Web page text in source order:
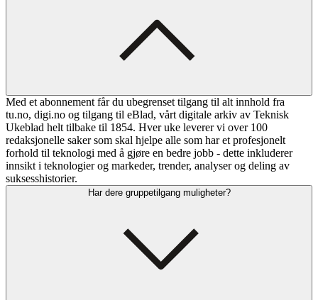
Med et abonnement får du ubegrenset tilgang til alt innhold fra
tu.no, digi.no og tilgang til eBlad, vårt digitale arkiv av Teknisk
Ukeblad helt tilbake til 1854. Hver uke leverer vi over 100
redaksjonelle saker som skal hjelpe alle som har et profesjonelt
forhold til teknologi med å gjøre en bedre jobb - dette inkluderer
innsikt i teknologier og markeder, trender, analyser og deling av
suksesshistorier.
Har dere gruppetilgang muligheter?